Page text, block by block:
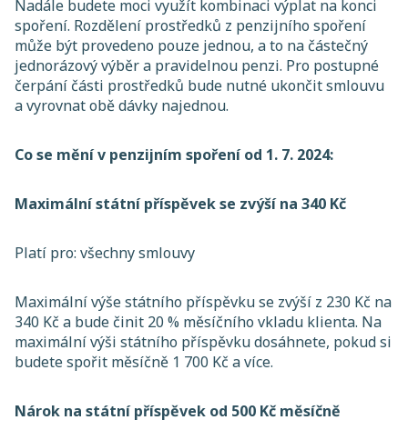
Nadále budete moci využít kombinaci výplat na konci
spoření. Rozdělení prostředků z penzijního spoření
může být provedeno pouze jednou, a to na částečný
jednorázový výběr a pravidelnou penzi. Pro postupné
čerpání části prostředků bude nutné ukončit smlouvu
a vyrovnat obě dávky najednou.
Co se mění v penzijním spoření od 1. 7. 2024:
Maximální státní příspěvek se zvýší na 340 Kč
Platí pro: všechny smlouvy
Maximální výše státního příspěvku se zvýší z 230 Kč na
340 Kč a bude činit 20 % měsíčního vkladu klienta. Na
maximální výši státního příspěvku dosáhnete, pokud si
budete spořit měsíčně 1 700 Kč a více.
Nárok na státní příspěvek od 500 Kč měsíčně